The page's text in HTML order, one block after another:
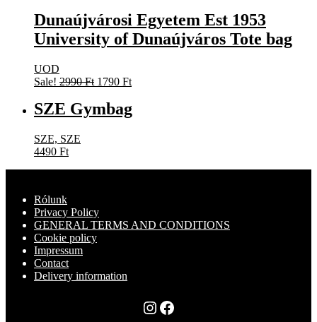
4490 Ft.2790 Ft.
Dunaújvárosi Egyetem Est 1953
University of Dunaújváros Tote bag
UOD
Sale! 2990Ft Original
was:
2990 Ft.
1790 FtCurrent
is:
1790 Ft.
SZE Gymbag
SZE, SZE
4490 Ft
Rólunk
Privacy Policy
GENERAL TERMS AND CONDITIONS
Cookie policy
Impressum
Contact
Delivery information
Instagram
Facebook